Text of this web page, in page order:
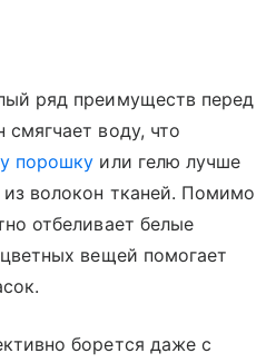
ряд преимуществ перед
воду, что
порошку или гелю лучше
из волокон тканей. Помимо
отбеливает белые
вещей помогает
борется даже с